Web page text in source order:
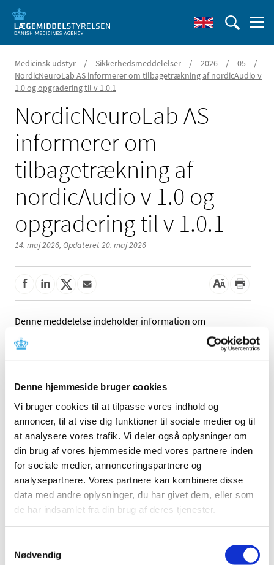
Denne hjemmeside bruger cookies
Vi bruger cookies til at tilpasse vores indhold og
annoncer, til at vise dig funktioner til sociale medier og til
at analysere vores trafik. Vi deler også oplysninger om
din brug af vores hjemmeside med vores partnere inden
for sociale medier, annonceringspartnere og
analysepartnere. Vores partnere kan kombinere disse
data med andre oplysninger, du har givet dem, eller som
de har indsamlet fra din brug af deres tjenester.
Nødvendig
Medicinsk udstyr / Sikkerhedsmeddelelser / 2026 / 05 /
NordicNeuroLab AS informerer om tilbagetrækning af nordicAudio v
1.0 og opgradering til v 1.0.1
NordicNeuroLab AS
informerer om
tilbagetrækning af
nordicAudio v 1.0 og
opgradering til v 1.0.1
14. maj 2026, Opdateret 20. maj 2026
Denne meddelelse indeholder information om
tilbagetrækning af udstyret. Læs mere i meddelelsen fra
fabrikanten.
Produkt: nordicAudio
Fabrikant: NordicNeuroLab AS
Fabrikantens referencenummer: CAPA-95
Lægemiddelstyrelsens sagsnummer:
Emner